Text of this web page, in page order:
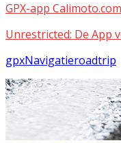
GPX-app Calimoto.com
Unrestricted: De App
gpxNavigatieroadtrip